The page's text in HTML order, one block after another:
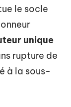
le socle
unique
rupture de
à la sous-